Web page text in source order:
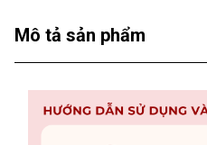
Mô tả sản phẩm